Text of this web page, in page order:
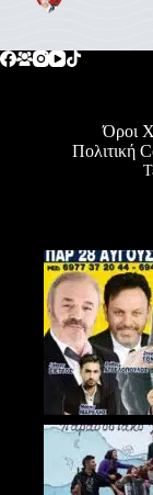
Όροι
Πολιτική